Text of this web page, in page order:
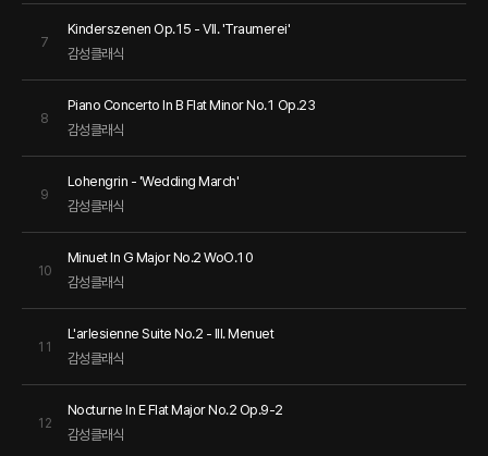
7
Kinderszenen Op.15 - VII. 'Traumerei'
감성클래식
8
Piano Concerto In B Flat Minor No.1 Op.23
감성클래식
9
Lohengrin - 'Wedding March'
감성클래식
10
Minuet In G Major No.2 WoO.10
감성클래식
11
L'arlesienne Suite No.2 - III. Menuet
감성클래식
12
Nocturne In E Flat Major No.2 Op.9-2
감성클래식